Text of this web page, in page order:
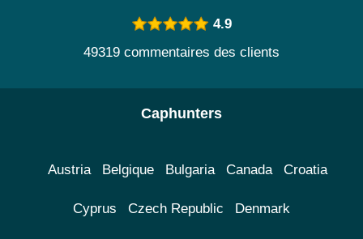
4.9
49319 commentaires des clients
Caphunters
Austria Belgique Bulgaria Canada Croatia
Cyprus Czech Republic Denmark